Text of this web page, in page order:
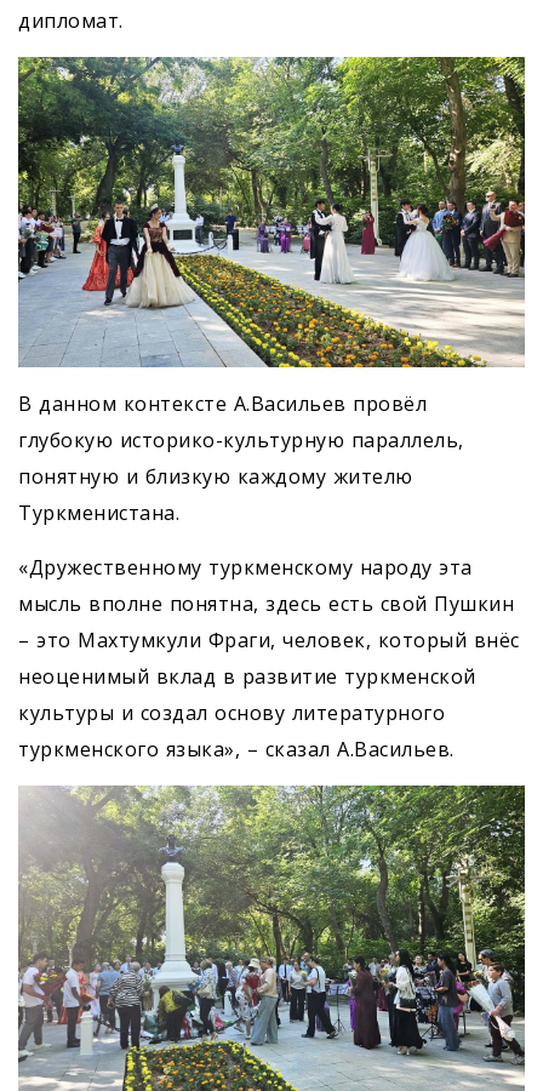
дипломат.
В данном контексте А.Васильев провёл
глубокую историко-культурную параллель,
понятную и близкую каждому жителю
Туркменистана.
«Дружественному туркменскому народу эта
мысль вполне понятна, здесь есть свой Пушкин
– это Махтумкули Фраги, человек, который внёс
неоценимый вклад в развитие туркменской
культуры и создал основу литературного
туркменского языка», – сказал А.Васильев.